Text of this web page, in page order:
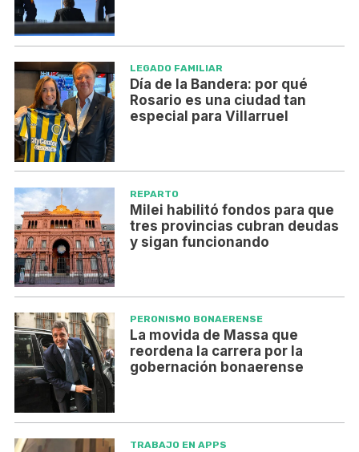
LEGADO FAMILIAR
Día de la Bandera: por qué
Rosario es una ciudad tan
especial para Villarruel
REPARTO
Milei habilitó fondos para que
tres provincias cubran deudas
y sigan funcionando
PERONISMO BONAERENSE
La movida de Massa que
reordena la carrera por la
gobernación bonaerense
TRABAJO EN APPS